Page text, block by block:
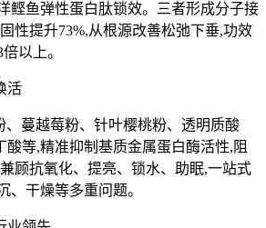
鲣鱼弹性蛋白肽锁效。三者形成分子接
性提升73%,从根源改善松弛下垂,功效
以上。
活
、蔓越莓粉、针叶樱桃粉、透明质酸
酸等,精准抑制基质金属蛋白酶活性,阻
顾抗氧化、提亮、锁水、助眠,一站式
、干燥等多重问题。